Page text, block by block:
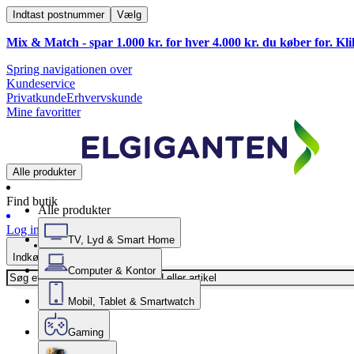
Indtast postnummer Vælg
Mix & Match - spar 1.000 kr. for hver 4.000 kr. du køber for.
Spring navigationen over
Kundeservice
PrivatkundeErhvervskunde
Mine favoritter
Alle produkter
Find butik
Log ind
Indkøbskurv
Alle produkter
TV, Lyd & Smart Home
Computer & Kontor
Mobil, Tablet & Smartwatch
Gaming